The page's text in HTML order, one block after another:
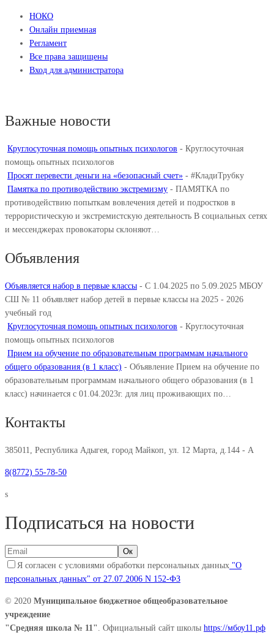
НОКО
Онлайн приемная
Регламент
Все права защищены
Вход для администратора
Важные новости
Круглосуточная помощь опытных психологов - Круглосуточная
помощь опытных психологов
Просят перевести деньги на «безопасный счет» - #КладиТрубку
Памятка по противодействию экстремизму - ПАМЯТКА по
противодействию попыткам вовлечения детей и подростков в
террористическую и экстремистскую деятельность В социальных сетях
и мессенджерах провокаторы склоняют…
Объявления
Объявляется набор в первые классы - С 1.04.2025 по 5.09.2025 МБОУ
СШ № 11 объявляет набор детей в первые классы на 2025 - 2026
учебный год
Круглосуточная помощь опытных психологов - Круглосуточная
помощь опытных психологов
Прием на обучение по образовательным программам начального
общего образования (в 1 класс) - Объявление Прием на обучение по
образовательным программам начального общего образования (в 1
класс) начинается с 01.04.2023г. для лиц проживающих по…
Контакты
385011, Республика Адыгея, город Майкоп, ул. 12 Марта, д.144 - А
8(8772) 55-78-50
s
Подписаться на новости
Я согласен с условиями обработки персональных данных "О
персональных данных" от 27.07.2006 N 152-ФЗ
© 2020 Муниципальное бюджетное общеобразовательное
учреждение
"Средняя школа № 11" . Официальный сайт школы https://мбоу11.рф